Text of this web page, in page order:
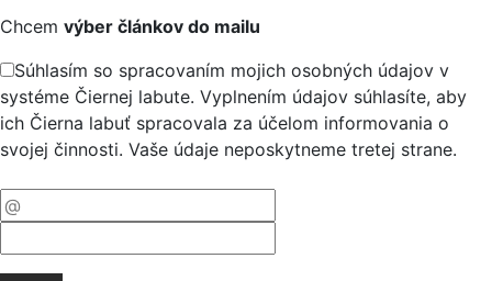
Chcem výber článkov do mailu
Súhlasím so spracovaním mojich osobných údajov v
systéme Čiernej labute. Vyplnením údajov súhlasíte, aby
ich Čierna labuť spracovala za účelom informovania o
svojej činnosti. Vaše údaje neposkytneme tretej strane.